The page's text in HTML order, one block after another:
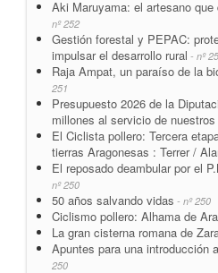
Aki Maruyama: el artesano
nº 252
Gestión forestal y PEPAC:
impulsar el desarrollo rural - nº
Raja Ampat, un paraíso de la
251
Presupuesto 2026 de la
millones al servicio de nuestros
El Ciclista pollero: Tercera
tierras Aragonesas : Terrer /
El reposado deambular por el
nº 250
50 años salvando vidas - nº 250
Ciclismo pollero: Alhama de
La gran cisterna romana de
Apuntes para una introducción
250